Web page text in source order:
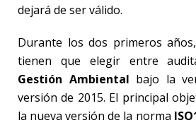
dejará de ser válido.
Durante los dos primeros
tienen que elegir entre
Gestión Ambiental bajo la
versión de 2015. El principal
la nueva versión de la norma